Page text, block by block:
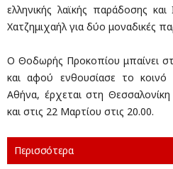
ελληνικής λαϊκής παράδοσης
Χατζημιχαήλ για δύο μοναδικές
Ο Θοδωρής Προκοπίου μπαίνει
και αφού ενθουσίασε το
Αθήνα, έρχεται στη
και στις 22 Μαρτίου στις 20.00.
Περισσότερα